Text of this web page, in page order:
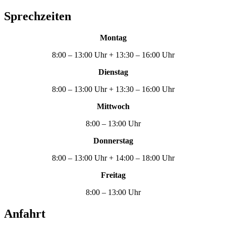
Sprechzeiten
Montag
8:00 – 13:00 Uhr + 13:30 – 16:00 Uhr
Dienstag
8:00 – 13:00 Uhr + 13:30 – 16:00 Uhr
Mittwoch
8:00 – 13:00 Uhr
Donnerstag
8:00 – 13:00 Uhr + 14:00 – 18:00 Uhr
Freitag
8:00 – 13:00 Uhr
Anfahrt